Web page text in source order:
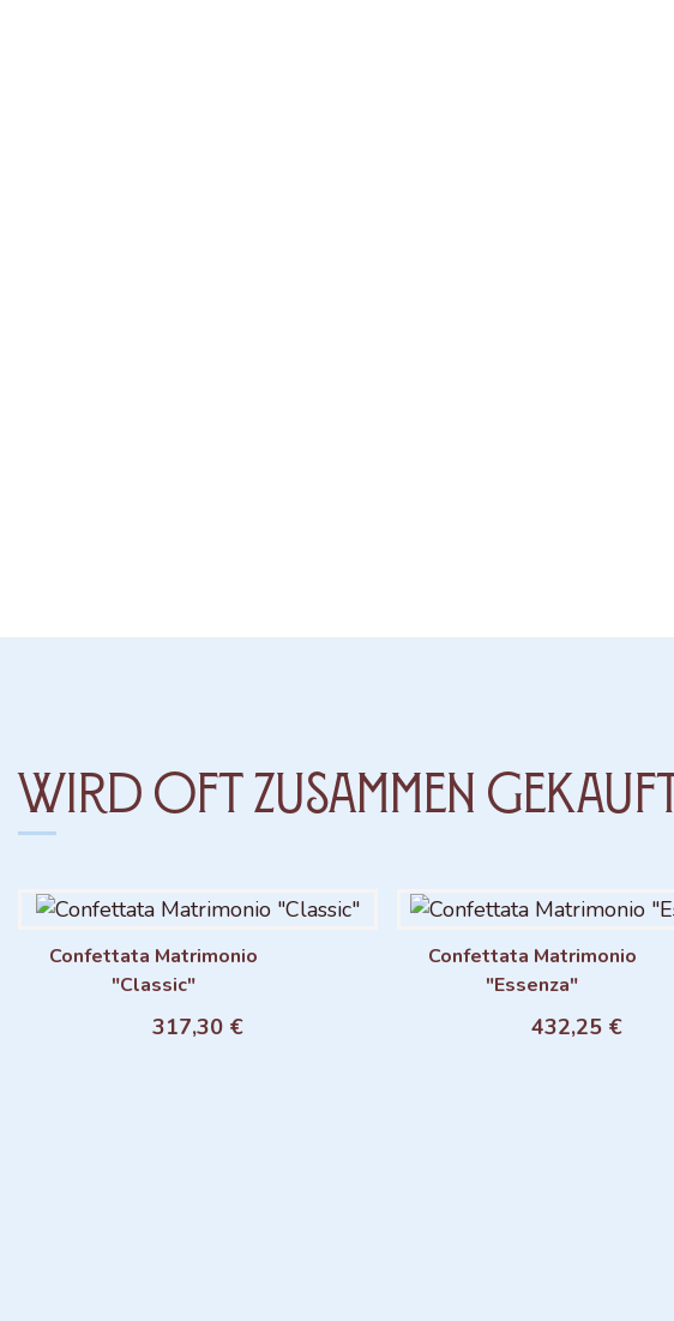
Wird oft zusammen gekauft
Aggiungi al carrello
Confettata Matrimonio
"Classic"
317,30 €
Aggiungi al carrello
Confettata Matrimonio
"Essenza"
432,25 €